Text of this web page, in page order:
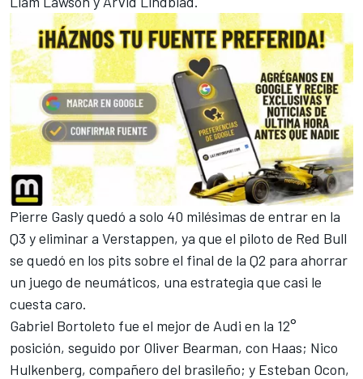
Pierre Gaslyquedó a solo 40 milésimas de entrar en la
Q3 y eliminar a Verstappen, ya que el piloto de Red Bull
se quedó en los pits sobre el final de la Q2 para ahorrar
un juego de neumáticos, una estrategia que casi le
cuesta caro.
Gabriel Bortoleto fue el mejor de Audi en la 12°
posición, seguido por Oliver Bearman, con Haas; Nico
Hulkenberg, compañero del brasileño; y Esteban Ocon,